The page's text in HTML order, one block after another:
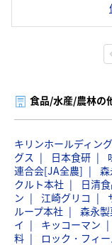
食品/水産/農林の
キリンホールディン
グス
日本食研
連合会[JA全農]
クルト本社
日清
ン
江崎グリコ
ループ本社
森永
イ
キッコーマン
料
ロック・フィ